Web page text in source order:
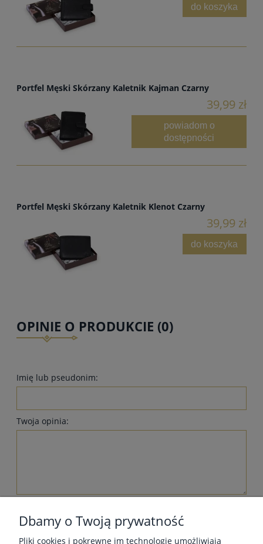
do koszyka
Portfel Męski Skórzany Kaletnik Kajman Czarny
39,99 zł
powiadom o
dostępności
Portfel Męski Skórzany Kaletnik Klenot Czarny
39,99 zł
do koszyka
OPINIE O PRODUKCIE (0)
Imię lub pseudonim:
Twoja opinia:
Dbamy o Twoją prywatność
Pliki cookies i pokrewne im technologie umożliwiają